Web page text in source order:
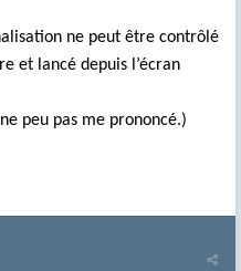
ne peut être contrôlé
et lancé depuis l’écran
peu pas me prononcé.)